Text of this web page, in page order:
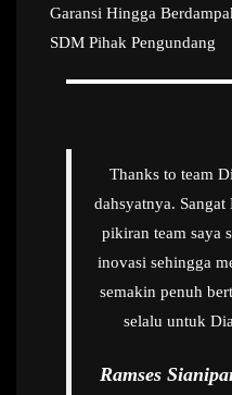
Garansi Hingga
SDM Pihak Pengundang
Thanks to team
dahsyatnya.
pikiran team saya
inovasi sehingga
semakin penuh
selalu untuk
Ramses